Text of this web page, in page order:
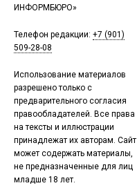
ИНФОРМБЮРО»
Телефон редакции: +7 (901)
509-28-08
Использование материалов
разрешено только с
предварительного согласия
правообладателей. Все права
на тексты и иллюстрации
принадлежат их авторам. Сайт
может содержать материалы,
не предназначенные для лиц
младше 18 лет.